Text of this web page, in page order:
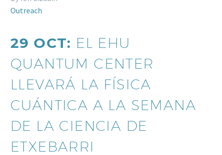
Outreach
29 OCT: EL EHU
QUANTUM CENTER
LLEVARÁ LA FÍSICA
CUÁNTICA A LA SEMANA
DE LA CIENCIA DE
ETXEBARRI